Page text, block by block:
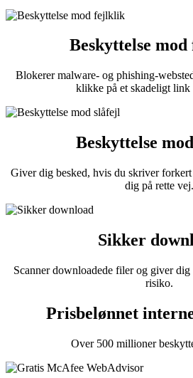
Beskyttelse
Blokerer malware- og phishing-
klikke på et skadeligt link
Beskyttelse
Giver dig besked, hvis du skriver
dig på rette vej.
Sikker
Scanner downloadede filer og giver dig
risiko.
Prisbelønnet
Over 500 millioner